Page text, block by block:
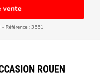
vente
Référence : 3551
ROUEN